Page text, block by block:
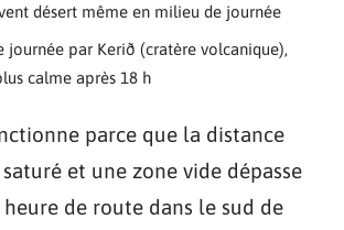
désert même en milieu de journée
journée par Kerið (cratère volcanique),
calme après 18 h
parce que la distance
et une zone vide dépasse
de route dans le sud de